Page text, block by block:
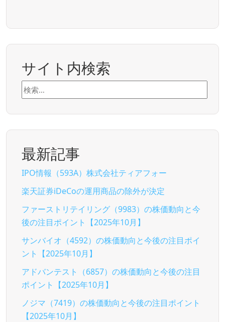
サイト内検索
検
索:
最新記事
IPO情報（593A）株式会社ティアフォー
楽天証券iDeCoの運用商品の除外が決定
ファーストリテイリング（9983）の株価動向と今
後の注目ポイント【2025年10月】
サンバイオ（4592）の株価動向と今後の注目ポイ
ント【2025年10月】
アドバンテスト（6857）の株価動向と今後の注目
ポイント【2025年10月】
ノジマ（7419）の株価動向と今後の注目ポイント
【2025年10月】